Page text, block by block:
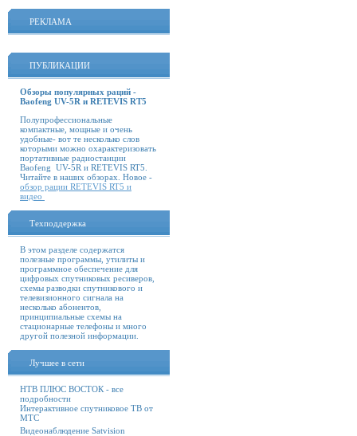
РЕКЛАМА
ПУБЛИКАЦИИ
Обзоры популярных раций -
Baofeng UV-5R и RETEVIS RT5
Полупрофессиональные
компактные, мощные и очень
удобные- вот те несколько слов
которыми можно охарактеризовать
портативные радиостанции
Baofeng UV-5R и RETEVIS RT5.
Читайте в наших обзорах. Новое -
обзор рации RETEVIS RT5 и
видео
Техподдержка
В этом разделе содержатся
полезные программы, утилиты и
программное обеспечение для
цифровых спутниковых ресиверов,
схемы разводки спутникового и
телевизионного сигнала на
несколько абонентов,
принципиальные схемы на
стационарные телефоны и много
другой полезной информации.
Лучшее в сети
НТВ ПЛЮС ВОСТОК - все
подробности
Интерактивное спутниковое ТВ от
МТС
Видеонаблюдение Satvision